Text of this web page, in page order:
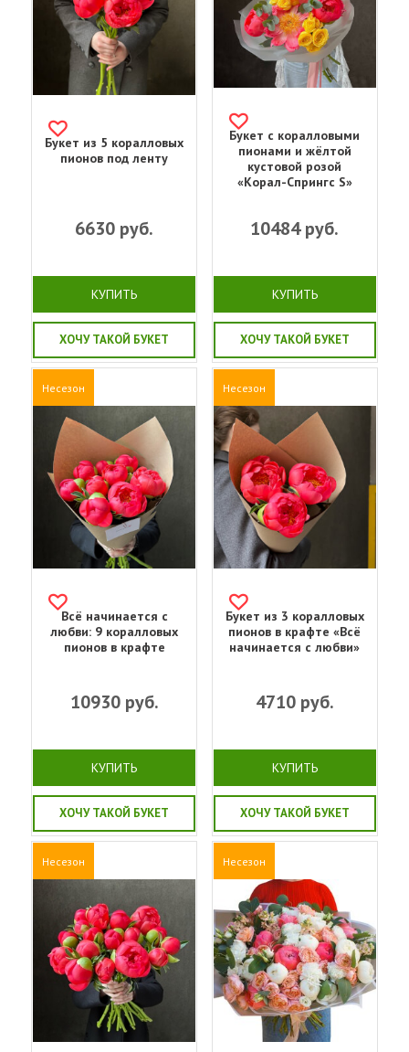
Букет из 5 коралловых
пионов под ленту
6630 руб.
КУПИТЬ
ХОЧУ ТАКОЙ БУКЕТ
Букет с коралловыми
пионами и жёлтой
кустовой розой
«Корал-Спрингс S»
10484руб.
КУПИТЬ
ХОЧУ ТАКОЙ БУКЕТ
Несезон
Всё начинается с
любви: 9 коралловых
пионов в крафте
10930руб.
КУПИТЬ
ХОЧУ ТАКОЙ БУКЕТ
Несезон
Букет из 3 коралловых
пионов в крафте «Всё
начинается с любви»
4710руб.
КУПИТЬ
ХОЧУ ТАКОЙ БУКЕТ
Несезон Несезон